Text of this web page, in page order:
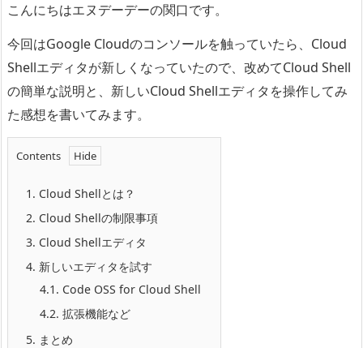
こんにちはエヌデーデーの関口です。
今回はGoogle Cloudのコンソールを触っていたら、Cloud
Shellエディタが新しくなっていたので、改めてCloud Shell
の簡単な説明と、新しいCloud Shellエディタを操作してみ
た感想を書いてみます。
Contents
1. Cloud Shellとは？
2. Cloud Shellの制限事項
3. Cloud Shellエディタ
4. 新しいエディタを試す
4.1. Code OSS for Cloud Shell
4.2. 拡張機能など
5. まとめ